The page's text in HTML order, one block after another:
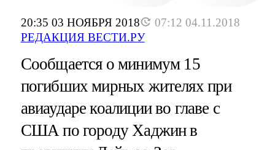
20:35 03 НОЯБРЯ 2018
07:12 04.11.2018
РЕДАКЦИЯ ВЕСТИ.РУ
Сообщается о минимум 15
погибших мирных жителях при
авиаударе коалиции во главе с
США по городу Хаджин в